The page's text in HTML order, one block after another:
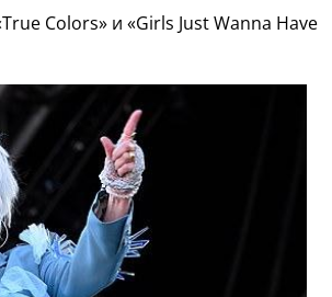
Colors» и «Girls Just Wanna Have